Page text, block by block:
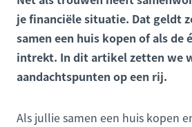
je financiële situatie. Dat geldt
samen een huis kopen of als de
intrekt. In dit artikel zetten we
aandachtspunten op een rij.
Als jullie samen een huis kopen